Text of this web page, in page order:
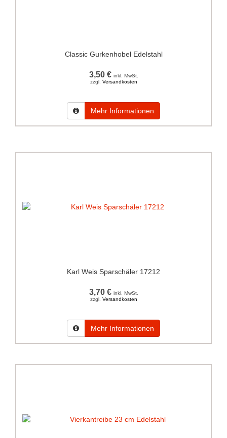
Classic Gurkenhobel Edelstahl
3,50 € inkl. MwSt.
zzgl. Versandkosten
Mehr Informationen
Karl Weis Sparschäler 17212
3,70 € inkl. MwSt.
zzgl. Versandkosten
Mehr Informationen